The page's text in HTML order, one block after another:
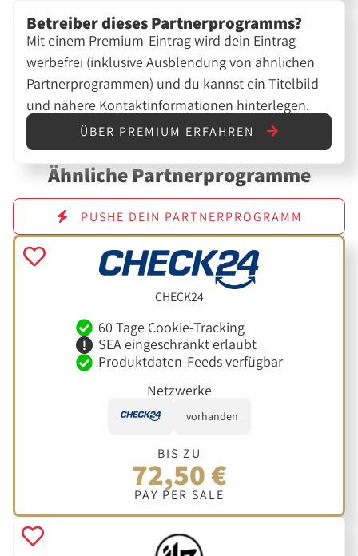
Betreiber dieses Partnerprogramms?
Mit einem Premium-Eintrag wird dein Eintrag
werbefrei (inklusive Ausblendung von ähnlichen
Partnerprogrammen) und du kannst ein Titelbild
und nähere Kontaktinformationen hinterlegen.
ÜBER PREMIUM ERFAHREN
Ähnliche Partnerprogramme
PUSHE DEIN PARTNERPROGRAMM
CHECK24
60 Tage Cookie-Tracking
SEA eingeschränkt erlaubt
Produktdaten-Feeds verfügbar
Netzwerke
vorhanden
BIS ZU
72,50 €
PAY PER SALE